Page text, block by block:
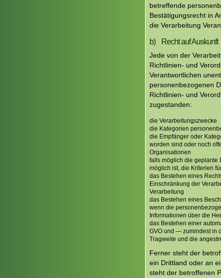
betreffende
Bestätigungsrecht in
die Verarbeitung
b) Recht auf Auskunft
Jede von der
Richtlinien- und
Verantwortlichen
personenbezogenen
Richtlinien- und
zugestanden:
die Verarbeitungszwecke
die Kategorien
die Empfänger oder
worden sind oder noch
Organisationen
falls möglich die geplante
möglich ist, die Kriterien
das Bestehen eines
Einschränkung der
Verarbeitung
das Bestehen eines
wenn die
Informationen über die
das Bestehen einer
GVO und — zumindest in
Tragweite und die
Ferner steht der
ein Drittland oder an
steht der betroffenen